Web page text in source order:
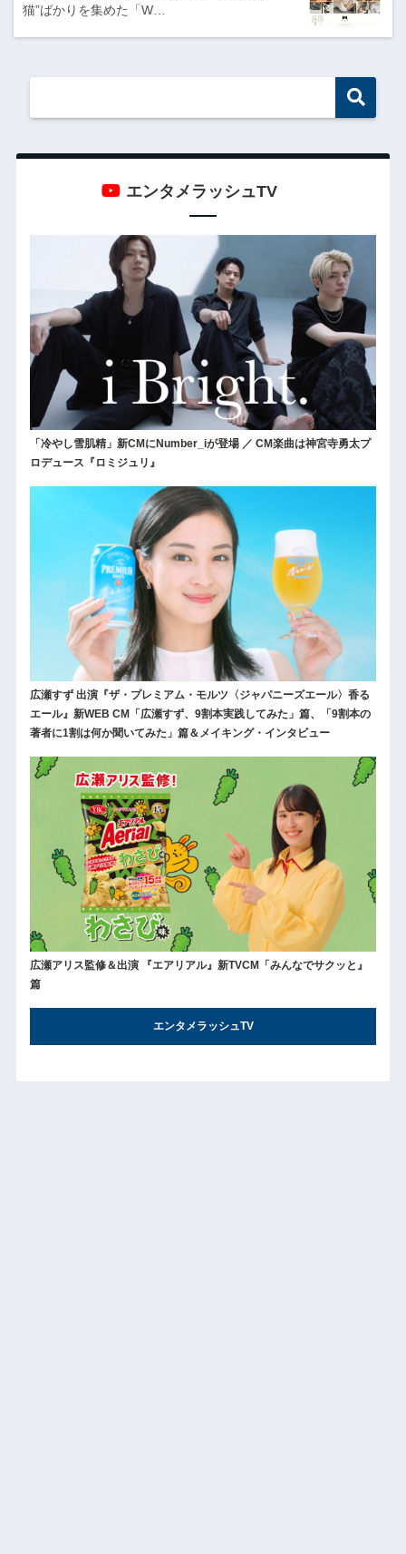
猫”ばかりを集めた「W…
エンタメラッシュTV
「冷やし雪肌精」新CMにNumber_iが登場 ／ CM楽曲は神宮寺勇太プ
ロデュース『ロミジュリ』
広瀬すず 出演『ザ・プレミアム・モルツ〈ジャパニーズエール〉香る
エール』新WEB CM「広瀬すず、9割本実践してみた」篇、「9割本の
著者に1割は何か聞いてみた」篇＆メイキング・インタビュー
広瀬アリス監修＆出演 『エアリアル』新TVCM「みんなでサクッと』
篇
エンタメラッシュTV